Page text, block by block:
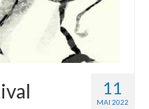
11
MAI 2022